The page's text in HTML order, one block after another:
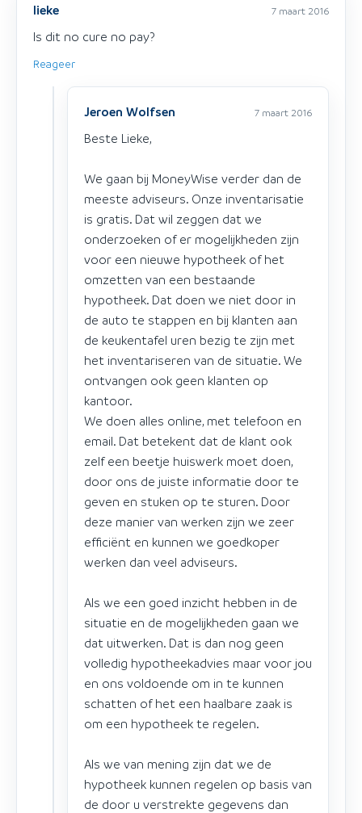
lieke 7 maart 2016
Is dit no cure no pay?
Reageer
Jeroen Wolfsen 7 maart 2016
Beste Lieke,
We gaan bij MoneyWise verder dan de
meeste adviseurs. Onze inventarisatie
is gratis. Dat wil zeggen dat we
onderzoeken of er mogelijkheden zijn
voor een nieuwe hypotheek of het
omzetten van een bestaande
hypotheek. Dat doen we niet door in
de auto te stappen en bij klanten aan
de keukentafel uren bezig te zijn met
het inventariseren van de situatie. We
ontvangen ook geen klanten op
kantoor.
We doen alles online, met telefoon en
email. Dat betekent dat de klant ook
zelf een beetje huiswerk moet doen,
door ons de juiste informatie door te
geven en stuken op te sturen. Door
deze manier van werken zijn we zeer
efficiënt en kunnen we goedkoper
werken dan veel adviseurs.
Als we een goed inzicht hebben in de
situatie en de mogelijkheden gaan we
dat uitwerken. Dat is dan nog geen
volledig hypotheekadvies maar voor jou
en ons voldoende om in te kunnen
schatten of het een haalbare zaak is
om een hypotheek te regelen.
Als we van mening zijn dat we de
hypotheek kunnen regelen op basis van
de door u verstrekte gegevens dan